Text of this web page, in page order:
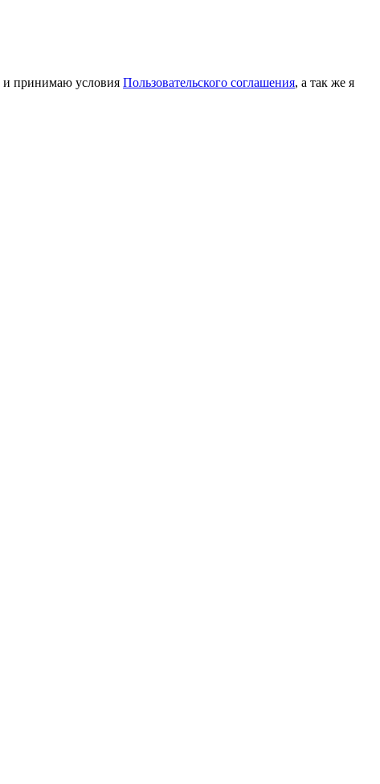
и принимаю условия Пользовательского соглашения, а так же я